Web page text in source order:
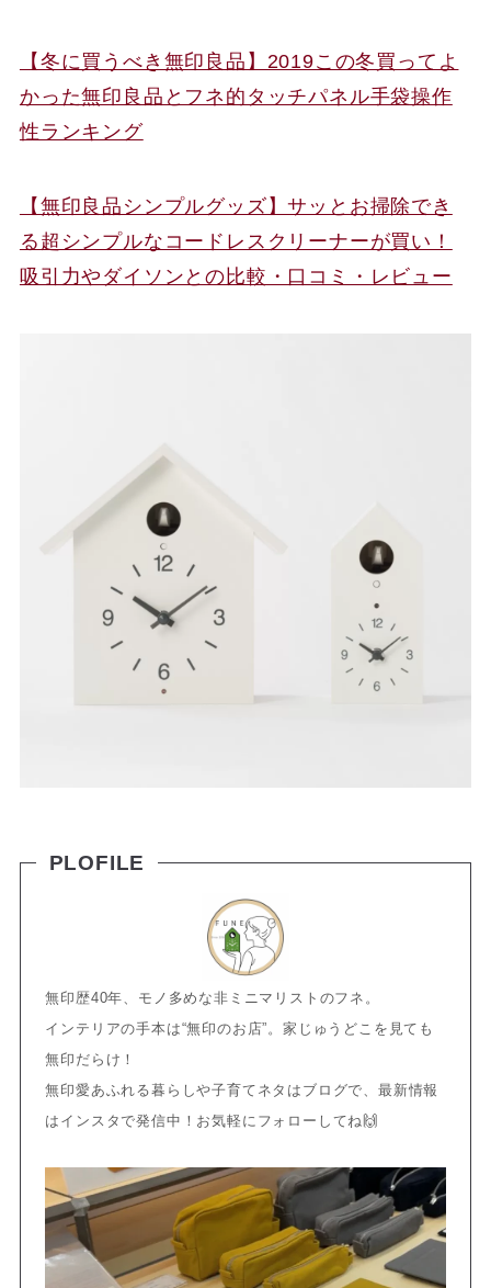
【冬に買うべき無印良品】2019この冬買ってよ
かった無印良品とフネ的タッチパネル手袋操作
性ランキング
【無印良品シンプルグッズ】サッとお掃除でき
る超シンプルなコードレスクリーナーが買い！
吸引力やダイソンとの比較・口コミ・レビュー
PLOFILE
無印歴40年、モノ多めな非ミニマリストのフネ。
インテリアの手本は“無印のお店”。家じゅうどこを見ても
無印だらけ！
無印愛あふれる暮らしや子育てネタはブログで、最新情報
はインスタで発信中！お気軽にフォローしてね🙌